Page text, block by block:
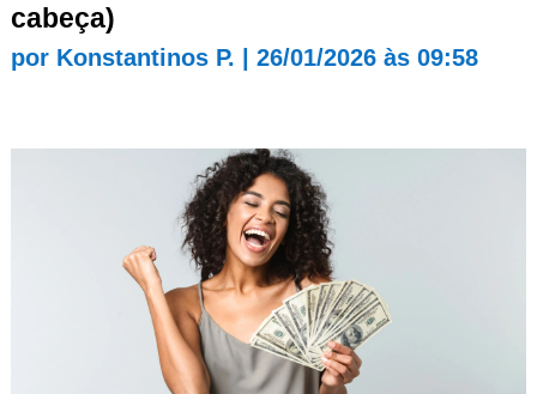
cabeça)
por Konstantinos P. 26/01/2026 às 09:58